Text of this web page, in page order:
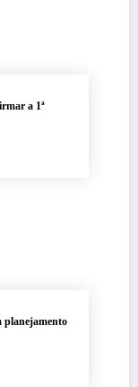
a 1ª
planejamento